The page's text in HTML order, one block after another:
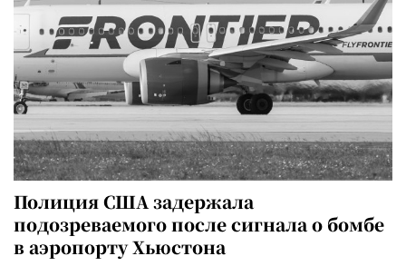
Полиция США задержала
подозреваемого после сигнала о бомбе
в аэропорту Хьюстона